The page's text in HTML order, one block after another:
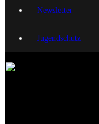
Newsletter
Jugendschutz